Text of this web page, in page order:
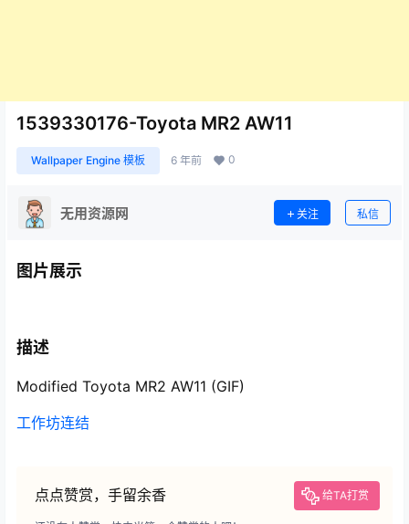
1539330176-Toyota MR2 AW11
Wallpaper Engine 模板 6 年前 0
无用资源网 关注 私信
图片展示
描述
Modified Toyota MR2 AW11 (GIF)
工作坊连结
点点赞赏，手留余香 给TA打赏